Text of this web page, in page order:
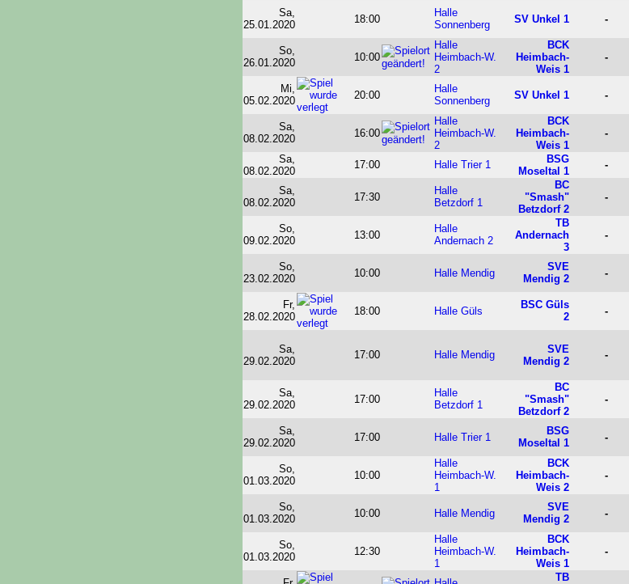
Sa,
25.01.2020
18:00
Halle
Sonnenberg
SV Unkel 1 -
So,
26.01.2020
10:00
Halle
Heimbach-W.
2
BCK
Heimbach-
Weis 1
-
Mi,
05.02.2020
20:00
Halle
Sonnenberg
SV Unkel 1 -
Sa,
08.02.2020
16:00
Halle
Heimbach-W.
2
BCK
Heimbach-
Weis 1
-
Sa,
08.02.2020
17:00 Halle Trier 1
BSG
Moseltal 1
-
Sa,
08.02.2020
17:30
Halle
Betzdorf 1
BC
"Smash"
Betzdorf 2
-
So,
09.02.2020
13:00
Halle
Andernach 2
TB
Andernach
3
-
So,
23.02.2020
10:00 Halle Mendig
SVE
Mendig 2
-
Fr,
28.02.2020
18:00 Halle Güls
BSC Güls
2
-
Sa,
29.02.2020
17:00 Halle Mendig
SVE
Mendig 2
-
Sa,
29.02.2020
17:00
Halle
Betzdorf 1
BC
"Smash"
Betzdorf 2
-
Sa,
29.02.2020
17:00 Halle Trier 1
BSG
Moseltal 1
-
So,
01.03.2020
10:00
Halle
Heimbach-W.
1
BCK
Heimbach-
Weis 2
-
So,
01.03.2020
10:00 Halle Mendig
SVE
Mendig 2
-
So,
01.03.2020
12:30
Halle
Heimbach-W.
1
BCK
Heimbach-
Weis 1
-
TB